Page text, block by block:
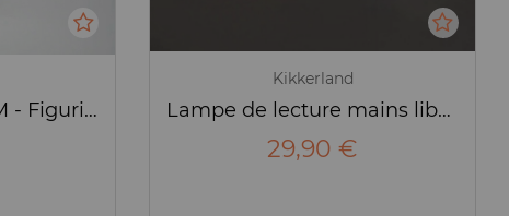
Snoopy Aviateur GM - Figurine - Blogo
Kikkerland
Lampe de lecture mains libres - Kikkerland
29,90 €